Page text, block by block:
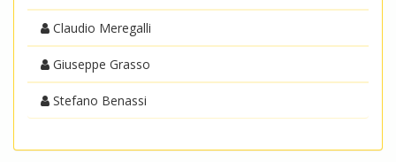
Claudio Meregalli
Giuseppe Grasso
Stefano Benassi